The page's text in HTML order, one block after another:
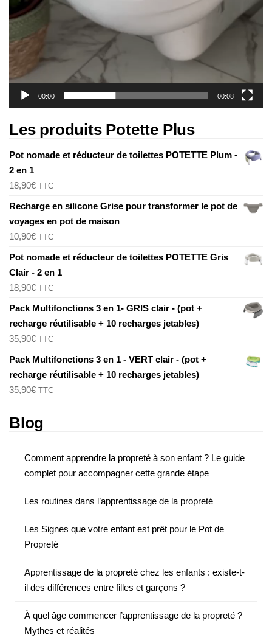
00:00 00:08
Les produits Potette Plus
Pot nomade et réducteur de toilettes POTETTE Plum -
2 en 1
18,90€ TTC
Recharge en silicone Grise pour transformer le pot de
voyages en pot de maison
10,90€ TTC
Pot nomade et réducteur de toilettes POTETTE Gris
Clair - 2 en 1
18,90€ TTC
Pack Multifonctions 3 en 1- GRIS clair - (pot +
recharge réutilisable + 10 recharges jetables)
35,90€ TTC
Pack Multifonctions 3 en 1 - VERT clair - (pot +
recharge réutilisable + 10 recharges jetables)
35,90€ TTC
Blog
Comment apprendre la propreté à son enfant ? Le guide
complet pour accompagner cette grande étape
Les routines dans l’apprentissage de la propreté
Les Signes que votre enfant est prêt pour le Pot de
Propreté
Apprentissage de la propreté chez les enfants : existe-t-
il des différences entre filles et garçons ?
À quel âge commencer l’apprentissage de la propreté ?
Mythes et réalités